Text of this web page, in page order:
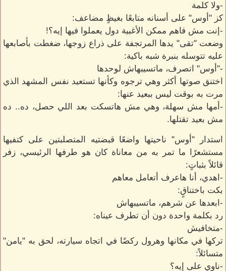
-ولا كلمة
كز "أوس" على أسنانه متابعًا بغيظٍ مضاعف:
-إنت مش فاهم ممكن الأغبية دول يعملوا فيها إيه؟!
وضعت "تقى" يدها المرتجفة على ذراع زوجها، ضغطت بأصابعها
عليه تتوسله بنبرة شبه باكية:
-"أوس" اتصرف، ماتسيبهاش لوحدها
اختنق صوتها أكثر وهي ترجوه وكأنها تستعيد نفس المشهد الذي
مرت به بوقت ليس ببعيد عنها:
-أمها مش سهلة، وهي مش هاتسكت بعد اللي حصل، ده.. ده
مش بعيد تقتلها.
استدار "أوس" ناحيتها واضعًا قبضتيه المتصلبتين على كتفيها
مستشعرًا ما تمر به من معاناة كان هو طرفها الرئيسي، زفر
قائلاً بثباتٍ:
-اهدي، أنا هاعرف أتعامل معاهم
بكت باختناقٍ:
-ابعدها عن شرهم، ماتسيبهاش
رد بكلمة واحدة دون أن تطرف عيناه:
-متخافيش
تركها في مكانها وهرول ركضًا في اتجاه سيارته، لحق به "يامن"
متسائلاً:
-ناوي على إيه؟